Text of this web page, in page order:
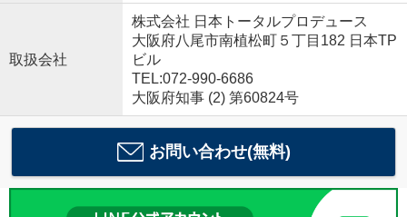
取扱会社
株式会社 日本トータルプロデュース
大阪府八尾市南植松町５丁目182 日本TP
ビル
TEL:072-990-6686
大阪府知事 (2) 第60824号
お問い合わせ(無料)